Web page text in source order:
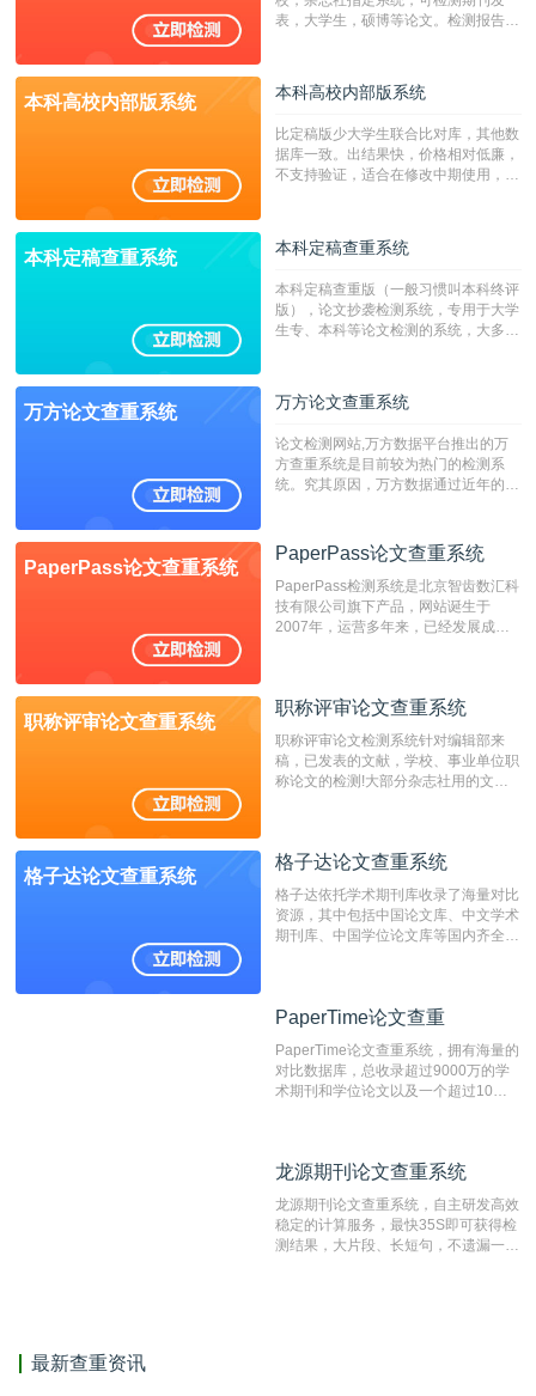
表，大学生，硕博等论文。检测报告支
本科高校内部版系统 本科高校内部版系统
比定稿版少大学生联合比对库，其他数
据库一致。出结果快，价格相对低廉，
不支持验证，适合在修改中期使用，定
本科定稿查重系统 本科定稿查重系统
本科定稿查重版（一般习惯叫本科终评
版），论文抄袭检测系统，专用于大学
生专、本科等论文检测的系统，大多数
万方论文查重系统 万方论文查重系统
论文检测网站,万方数据平台推出的万
方查重系统是目前较为热门的检测系
统。究其原因，万方数据通过近年的发
检测系统，其真实性和权威性无可厚
非。其次，相对于知网而言，万方检测
费用少，上手容易，是学生初次论文查
重的推荐系统。
PaperPass论文查重系统
PaperPass论文查重系统
PaperPass检测系统是北京智齿数汇科
技有限公司旗下产品，网站诞生于
2007年，运营多年来，已经发展成为
检测速度快、精度高，市场反映良好。
职称评审论文查重系统
职称评审论文查重系统
职称评审论文检测系统针对编辑部来
稿，已发表的文献，学校、事业单位职
称论文的检测!大部分杂志社用的文献
编辑部检测来稿和已发表的文献,检测
测时注意填写第一作者,才能排除已发
表文献复制比。（限制字符数1万）
格子达论文查重系统
格子达论文查重系统
格子达依托学术期刊库收录了海量对比
资源，其中包括中国论文库、中文学术
期刊库、中国学位论文库等国内齐全的
系统，可检测中文、英文两种语言的论
PaperTime论文查重
PaperTime论文查重系统，拥有海量的
对比数据库，总收录超过9000万的学
术期刊和学位论文以及一个超过10亿
对，利用指纹索引快速而精准地在云检
有相似的片段，该项技术检测速度快、
准确率高，市场反映良好。
龙源期刊论文查重系统
龙源期刊论文查重系统，自主研发高效
稳定的计算服务，最快35S即可获得检
测结果，大片段、长短句，不遗漏一处
最新查重资讯